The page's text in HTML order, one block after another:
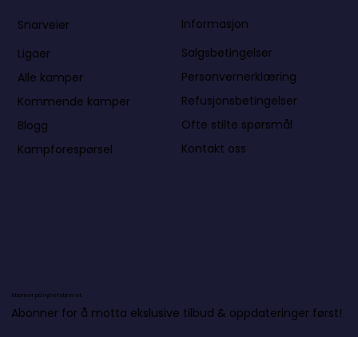
Snarveier
Ligaer
Alle kamper
Kommende kamper
Blogg
Kampforespørsel
Informasjon
Salgsbetingelser
Personvernerklæring
Refusjonsbetingelser
Ofte stilte spørsmål
Kontakt oss
Abonner på nyhetsbrevet
Abonner for å motta ekslusive tilbud & oppdateringer først!